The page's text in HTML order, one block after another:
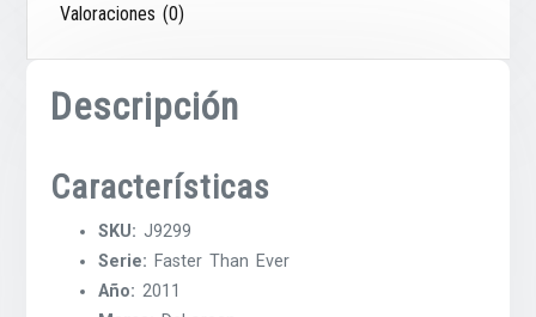
Valoraciones (0)
Descripción
Características
SKU: J9299
Serie: Faster Than Ever
Año: 2011